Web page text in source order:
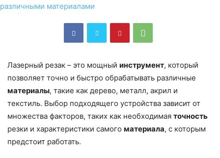
Лазерный резак – это мощный инструмент, который
позволяет точно и быстро обрабатывать различные
материалы, такие как дерево, металл, акрил и
текстиль. Выбор подходящего устройства зависит от
множества факторов, таких как необходимая точность
резки и характеристики самого материала, с которым
предстоит работать.